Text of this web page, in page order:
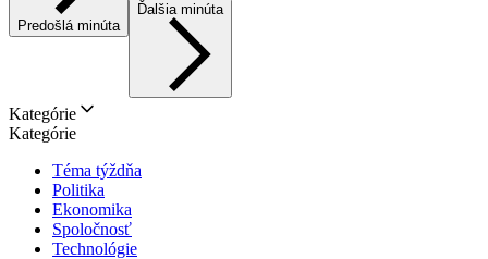
Predošlá minúta
Ďalšia minúta
Kategórie
Kategórie
Téma týždňa
Politika
Ekonomika
Spoločnosť
Technológie